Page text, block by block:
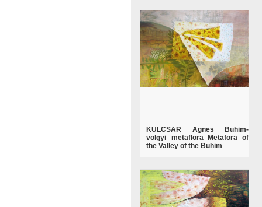
KULCSAR Agnes Buhim-
volgyi metaflora_Metafora of
the Valley of the Buhim